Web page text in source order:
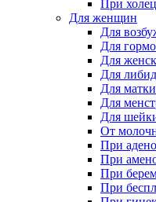
При
Для женщин
Для
Для
Для
Для
Для матки
Для
Для
От
При
При
При
При